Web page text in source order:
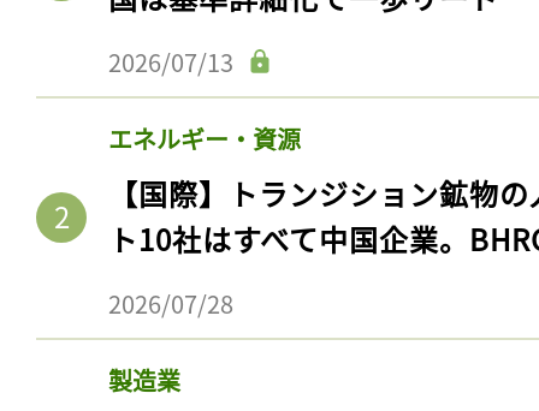
2026/07/13
エネルギー・資源
【国際】トランジション鉱物
ト10社はすべて中国企業。
2026/07/28
製造業